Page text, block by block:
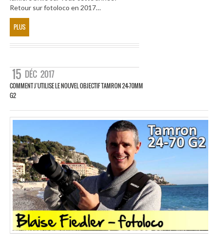
Retour sur fotoloco en 2017…
PLUS
15 DÉC 2017
COMMENT J’UTILISE LE NOUVEL OBJECTIF TAMRON 24-70MM
G2